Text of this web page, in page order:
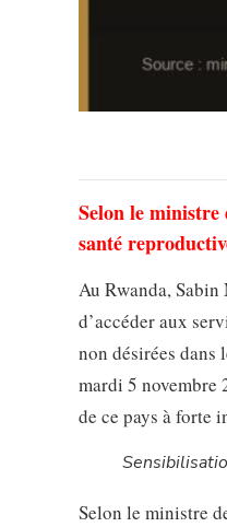
Selon le ministre
santé
Au Rwanda,
d’accéder aux
non désirées dans
mardi 5 novembre
de ce pays à forte
Selon le ministre